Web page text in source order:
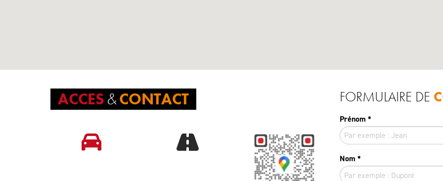
ACCES&CONTACT FORMULAIRE DE
Prénom *
Nom *